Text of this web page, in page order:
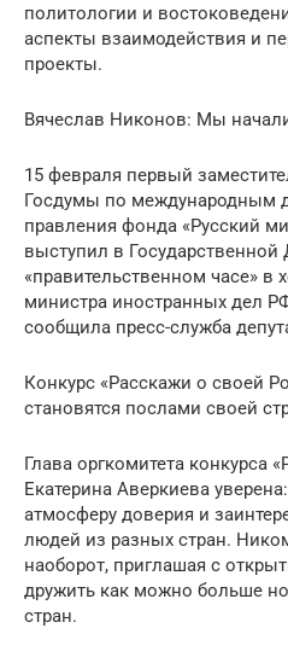
политологии и
аспекты взаимодействия и
проекты.
Вячеслав Никонов: Мы
15 февраля первый
Госдумы по международным
правления фонда «Русский
выступил в Государственной
«правительственном часе» в
министра иностранных дел
сообщила пресс-служба
Конкурс «Расскажи о своей
становятся послами своей
Глава оргкомитета конкурса
Екатерина Аверкиева
атмосферу доверия и
людей из разных стран.
наоборот, приглашая с
дружить как можно больше
стран.